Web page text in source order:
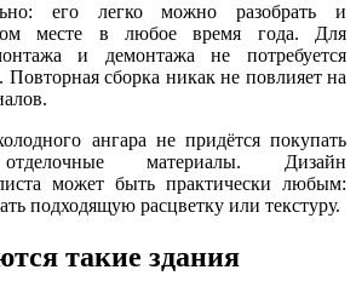
его легко можно разобрать и
месте в любое время года. Для
и демонтажа не потребуется
Повторная сборка никак не повлияет на
ангара не придётся покупать
отделочные материалы. Дизайн
может быть практически любым:
подходящую расцветку или текстуру.
такие здания